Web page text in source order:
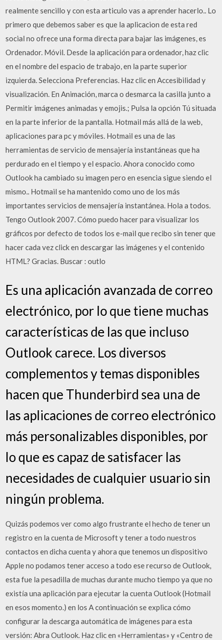
realmente sencillo y con esta articulo vas a aprender hacerlo.. Lo
primero que debemos saber es que la aplicacion de esta red
social no ofrece una forma directa para bajar las imágenes, es
Ordenador. Móvil. Desde la aplicación para ordenador, haz clic
en el nombre del espacio de trabajo, en la parte superior
izquierda. Selecciona Preferencias. Haz clic en Accesibilidad y
visualización. En Animación, marca o desmarca la casilla junto a
Permitir imágenes animadas y emojis.; Pulsa la opción Tú situada
en la parte inferior de la pantalla. Hotmail más allá de la web,
aplicaciones para pc y móviles. Hotmail es una de las
herramientas de servicio de mensajería instantáneas que ha
perdurado en el tiempo y el espacio. Ahora conocido como
Outlook ha cambiado su imagen pero en esencia sigue siendo el
mismo.. Hotmail se ha mantenido como uno de los más
importantes servicios de mensajería instantánea. Hola a todos.
Tengo Outlook 2007. Cómo puedo hacer para visualizar los
gráficos por defecto de todos los e-mail que recibo sin tener que
hacer cada vez click en descargar las imágenes y el contenido
HTML? Gracias. Buscar : outlo
Es una aplicación avanzada de correo
electrónico, por lo que tiene muchas
características de las que incluso
Outlook carece. Los diversos
complementos y temas disponibles
hacen que Thunderbird sea una de
las aplicaciones de correo electrónico
más personalizables disponibles, por
lo que es capaz de satisfacer las
necesidades de cualquier usuario sin
ningún problema.
Quizás podemos ver como algo frustrante el hecho de tener un
registro en la cuenta de Microsoft y tener a todo nuestros
contactos en dicha cuenta y ahora que tenemos un dispositivo
Apple no podamos tener acceso a todo ese recurso de Outlook,
esta fue la pesadilla de muchas durante mucho tiempo ya que no
existía una aplicación para ejecutar la cuenta Outlook (Hotmail
en esos momento.) en los A continuación se explica cómo
configurar la descarga automática de imágenes para esta
versión: Abra Outlook. Haz clic en «Herramientas» y «Centro de